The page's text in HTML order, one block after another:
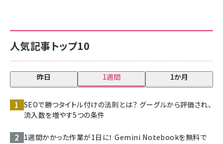
人気記事トップ10
昨日 1週間 1か月
SEOで勝つタイトル付けの法則とは？ グーグルから評価され、
流入数を増やす5つの条件
1週間かかった作業が1日に！ Gemini Notebookを無料で